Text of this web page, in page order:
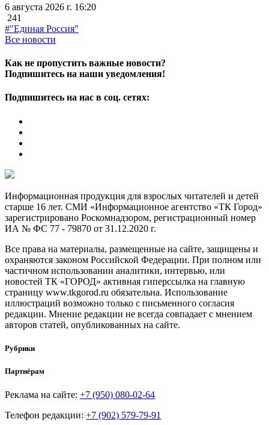
6 августа 2026 г. 16:20
241
#"Единая Россия"
Все новости
Как не пропустить важные новости?
Подпишитесь на наши уведомления!
Подпишитесь на нас в соц. сетях:
Информационная продукция для взрослых читателей и детей
старше 16 лет. СМИ «Информационное агентство «ТК Город»
зарегистрировано Роскомнадзором, регистрационный номер
ИА № ФС 77 - 79870 от 31.12.2020 г.
Все права на материалы, размещенные на сайте, защищены и
охраняются законом Российской Федерации. При полном или
частичном использовании аналитики, интервью, или
новостей ТК «ГОРОД» активная гиперссылка на главную
страницу www.tkgorod.ru обязательна. Использование
иллюстраций возможно только с письменного согласия
редакции. Мнение редакции не всегда совпадает с мнением
авторов статей, опубликованных на сайте.
Рубрики
Партнёрам
Реклама на сайте: +7 (950) 080-02-64
Телефон редакции: +7 (902) 579-79-91